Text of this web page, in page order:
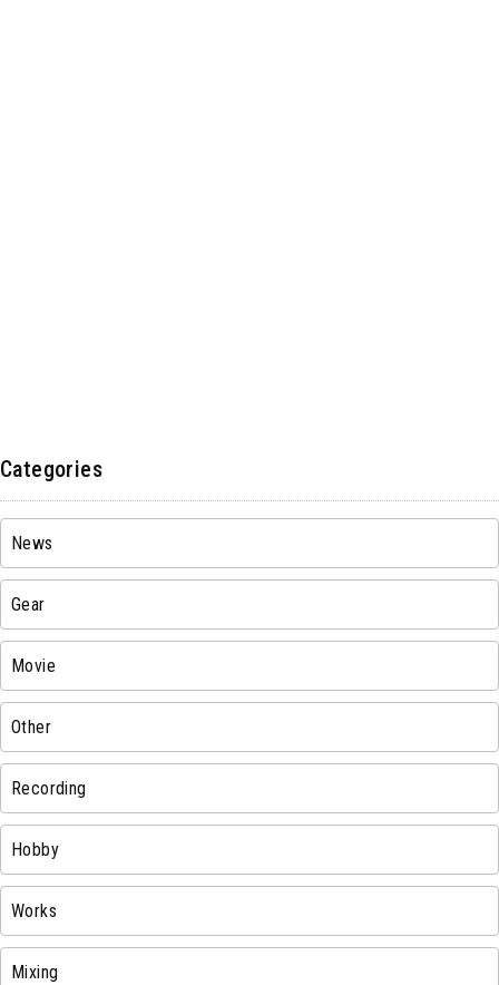
Categories
News
Gear
Movie
Other
Recording
Hobby
Works
Mixing